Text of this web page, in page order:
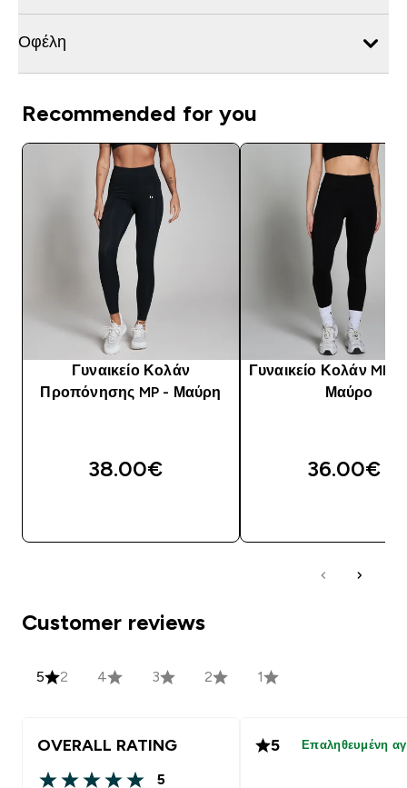
Οφέλη
Recommended for you
Γυναικείο Κολάν
Προπόνησης MP - Μαύρη
38.00€‎
Γυναικείο Κολάν MP
Μαύρο
36.00€‎
Customer reviews
5 2 4 3 2 1
OVERALL RATING
5
5 Επαληθευμένη